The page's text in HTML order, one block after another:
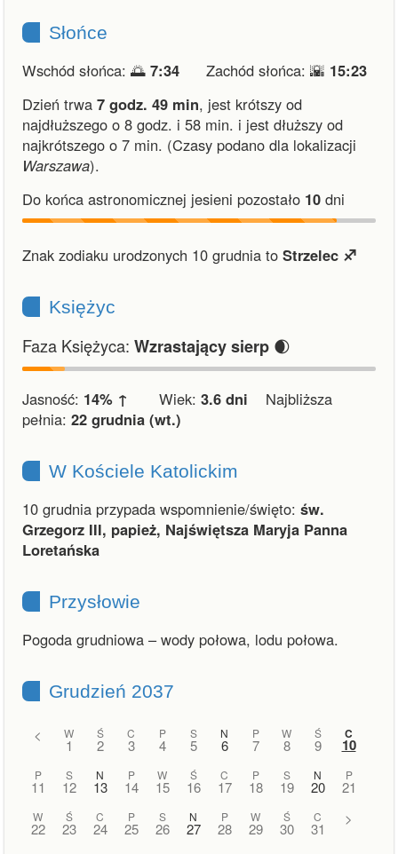
Słońce
Wschód słońca: 🌅 7:34 Zachód słońca: 🌇 15:23
Dzień trwa 7 godz. 49 min, jest krótszy od
najdłuższego o 8 godz. i 58 min. i jest dłuższy od
najkrótszego o 7 min. (Czasy podano dla lokalizacji
Warszawa).
Do końca astronomicznej jesieni pozostało 10 dni
Znak zodiaku urodzonych 10 grudnia to Strzelec ♐︎
Księżyc
Faza Księżyca: Wzrastający sierp 🌒
Jasność: 14% ↑ Wiek: 3.6 dni Najbliższa
pełnia: 22 grudnia (wt.)
W Kościele Katolickim
10 grudnia przypada wspomnienie/święto: św.
Grzegorz III, papież, Najświętsza Maryja Panna
Loretańska
Przysłowie
Pogoda grudniowa – wody połowa, lodu połowa.
Grudzień 2037
< W
1
Ś
2
C
3
P
4
S
5
N
6
P
7
W
8
Ś
9
C
10
P
11
S
12
N
13
P
14
W
15
Ś
16
C
17
P
18
S
19
N
20
P
21
W
22
Ś
23
C
24
P
25
S
26
N
27
P
28
W
29
Ś
30
C
31
>